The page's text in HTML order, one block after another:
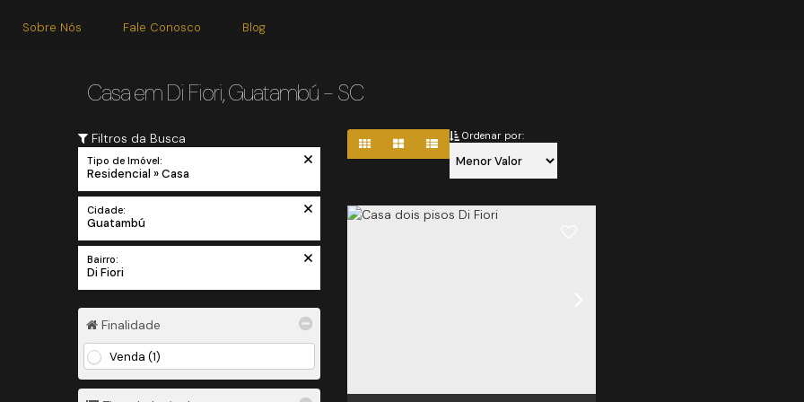
Sobre Nós Fale Conosco Blog
Casa em Di Fiori, Guatambú - SC
Filtros da Busca
Tipo de Imóvel:
Residencial » Casa
Cidade:
Guatambú
Bairro:
Di Fiori
Finalidade
Venda (1)
Ordenar por: